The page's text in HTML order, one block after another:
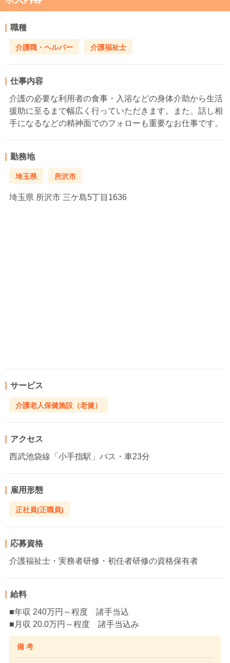
職種
介護職・ヘルパー 介護福祉士
仕事内容
介護の必要な利用者の食事・入浴などの身体介助から生活
援助に至るまで幅広く行っていただきます。また、話し相
手になるなどの精神面でのフォローも重要なお仕事です。
勤務地
埼玉県 所沢市
埼玉県 所沢市 三ケ島5丁目1636
サービス
介護老人保健施設（老健）
アクセス
西武池袋線「小手指駅」バス・車23分
雇用形態
正社員(正職員)
応募資格
介護福祉士・実務者研修・初任者研修の資格保有者
給料
■年収 240万円～程度 諸手当込
■月収 20.0万円～程度 諸手当込み
備 考